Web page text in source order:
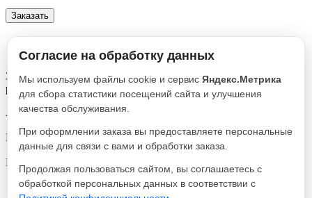
Заказать
Описание
Характеристики
Зеркальный элемент для а/м 3302 Бизнес с обогревом (в
рамке)
Артикул
Реквизиты
Прочее / Товар / 2800
Производитель
Аналог
Согласие на обработку данных
Мы используем файлы cookie и сервис Яндекс.Метрика
для сбора статистики посещений сайта и улучшения
качества обслуживания.
При оформлении заказа вы предоставляете персональные
данные для связи с вами и обработки заказа.
Продолжая пользоваться сайтом, вы соглашаетесь с
обработкой персональных данных в соответствии с